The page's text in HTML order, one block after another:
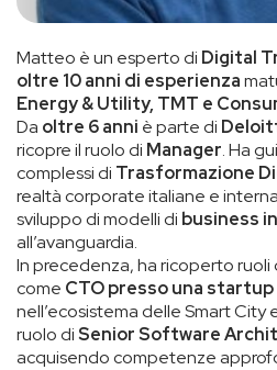
Matteo è un esperto di Digital
oltre 10 anni di esperienza
Energy & Utility, TMT e
Da oltre 6 anni è parte di
ricopre il ruolo di Manager. Ha
complessi di Trasformazione
realtà corporate italiane e
sviluppo di modelli di business
all’avanguardia.
In precedenza, ha ricoperto ruoli
come CTO presso una startup
nell’ecosistema delle Smart City
ruolo diSenior Software
acquisendo competenze